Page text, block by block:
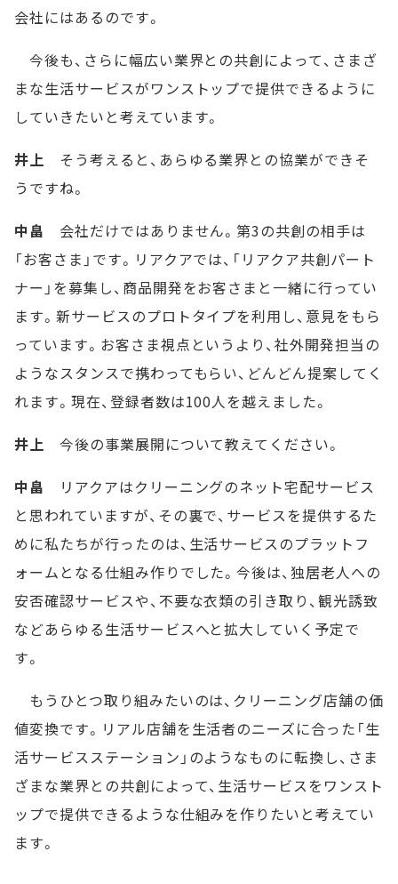
会社にはあるのです。
今後も、さらに幅広い業界との共創によって、さまざ
まな生活サービスがワンストップで提供できるように
していきたいと考えています。
井上 そう考えると、あらゆる業界との協業ができそ
うですね。
中畠 会社だけではありません。第3の共創の相手は
「お客さま」です。リアクアでは、「リアクア共創パート
ナー」を募集し、商品開発をお客さまと一緒に行ってい
ます。新サービスのプロトタイプを利用し、意見をもら
っています。お客さま視点というより、社外開発担当の
ようなスタンスで携わってもらい、どんどん提案してく
れます。現在、登録者数は100人を越えました。
井上 今後の事業展開について教えてください。
中畠 リアクアはクリーニングのネット宅配サービス
と思われていますが、その裏で、サービスを提供するた
めに私たちが行ったのは、生活サービスのプラットフ
ォームとなる仕組み作りでした。今後は、独居老人への
安否確認サービスや、不要な衣類の引き取り、観光誘致
などあらゆる生活サービスへと拡大していく予定で
す。
もうひとつ取り組みたいのは、クリーニング店舗の価
値変換です。リアル店舗を生活者のニーズに合った「生
活サービスステーション」のようなものに転換し、さま
ざまな業界との共創によって、生活サービスをワンスト
ップで提供できるような仕組みを作りたいと考えてい
ます。